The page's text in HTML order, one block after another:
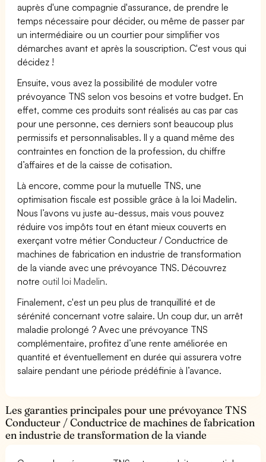
auprès d'une compagnie d'assurance, de prendre le
temps nécessaire pour décider, ou même de passer par
un intermédiaire ou un courtier pour simplifier vos
démarches avant et après la souscription. C'est vous qui
décidez !
Ensuite, vous avez la possibilité de moduler votre
prévoyance TNS selon vos besoins et votre budget. En
effet, comme ces produits sont réalisés au cas par cas
pour une personne, ces derniers sont beaucoup plus
permissifs et personnalisables. Il y a quand même des
contraintes en fonction de la profession, du chiffre
d’affaires et de la caisse de cotisation.
Là encore, comme pour la mutuelle TNS, une
optimisation fiscale est possible grâce à la loi Madelin.
Nous l’avons vu juste au-dessus, mais vous pouvez
réduire vos impôts tout en étant mieux couverts en
exerçant votre métier Conducteur / Conductrice de
machines de fabrication en industrie de transformation
de la viande avec une prévoyance TNS. Découvrez
notre outil loi Madelin.
Finalement, c'est un peu plus de tranquillité et de
sérénité concernant votre salaire. Un coup dur, un arrêt
maladie prolongé ? Avec une prévoyance TNS
complémentaire, profitez d’une rente améliorée en
quantité et éventuellement en durée qui assurera votre
salaire pendant une période prédéfinie à l’avance.
Les garanties principales pour une prévoyance TNS
Conducteur / Conductrice de machines de fabrication
en industrie de transformation de la viande